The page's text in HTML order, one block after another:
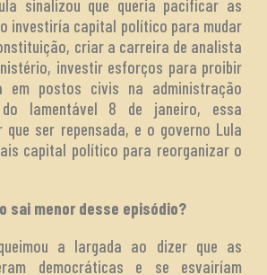
sinalizou que queria pacificar as
investiría capital político para mudar
criar a carreira de analista
investir esforços para proibir
postos civis na administração
do lamentável 8 de janeiro, essa
ser repensada, e o governo Lula
capital político para reorganizar o
sai menor desse episódio?
a largada ao dizer que as
democráticas e se esvairíam